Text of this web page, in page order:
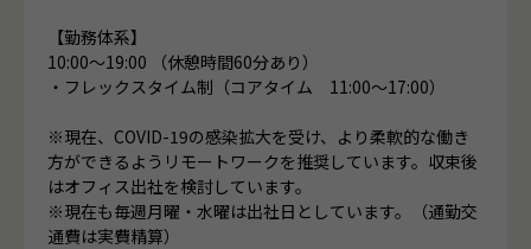
【勤務体系】
10:00～19:00 （休憩時間60分あり）
・フレックスタイム制（コアタイム 11:00～17:00）
※現在、COVID-19の感染拡大を受け、より柔軟的な働き
方ができるようリモートワークを推奨しています。収束後
はオフィス出社を検討しています。
※現在も毎週月曜・水曜は出社日としています。（通勤交
通費は実費精算）